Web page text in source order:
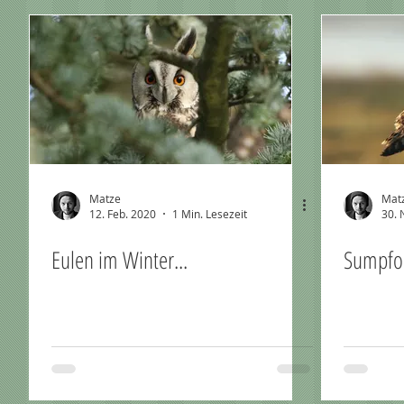
Matze
12. Feb. 2020
1 Min. Lesezeit
Eulen im Winter...
30.